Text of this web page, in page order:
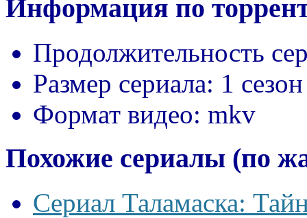
Информация по
Продолжительность
Размер сериала: 1
Формат видео: mkv
Похожие сериалы (по
Сериал Таламаска: